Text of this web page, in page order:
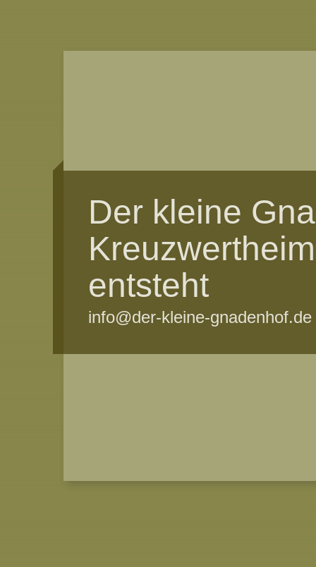
Der kleine
entsteht
info@der-kleine-gnadenhof.de